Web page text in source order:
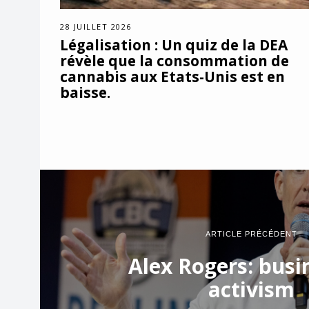
28 JUILLET 2026
Légalisation : Un quiz de la DEA
révèle que la consommation de
cannabis aux Etats-Unis est en
baisse.
ARTICLE PRÉCÉDENT
Alex Rogers:
activism